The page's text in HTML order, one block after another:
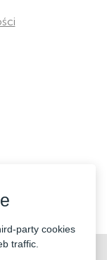
zastrzeżone
party cookies
traffic.